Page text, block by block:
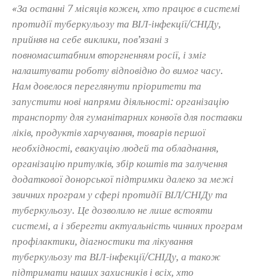
«За останні 7 місяців кожен, хто працює в системі
протидії туберкульозу та ВІЛ-інфекції/СНІДу,
прийняв на себе виклики, пов’язані з
повномасштабним вторгненням росії, і зміг
налаштувати роботу відповідно до вимог часу.
Нам довелося переглянути пріоритети та
запустити нові напрями діяльності: організацію
транспорту для гуманітарних конвоїв для поставки
ліків, продуктів харчування, товарів першої
необхідності, евакуацію людей та обладнання,
організацію притулків, збір коштів та залучення
додаткової донорської підтримки далеко за межі
звичних програм у сфері протидії ВІЛ/СНІДу та
туберкульозу. Це дозволило не лише встояти
системі, а і зберегти актуальність чинних програм
профілактики, діагностики та лікування
туберкульозу та ВІЛ-інфекції/СНІДу, а також
підтримати наших захисників і всіх, хто